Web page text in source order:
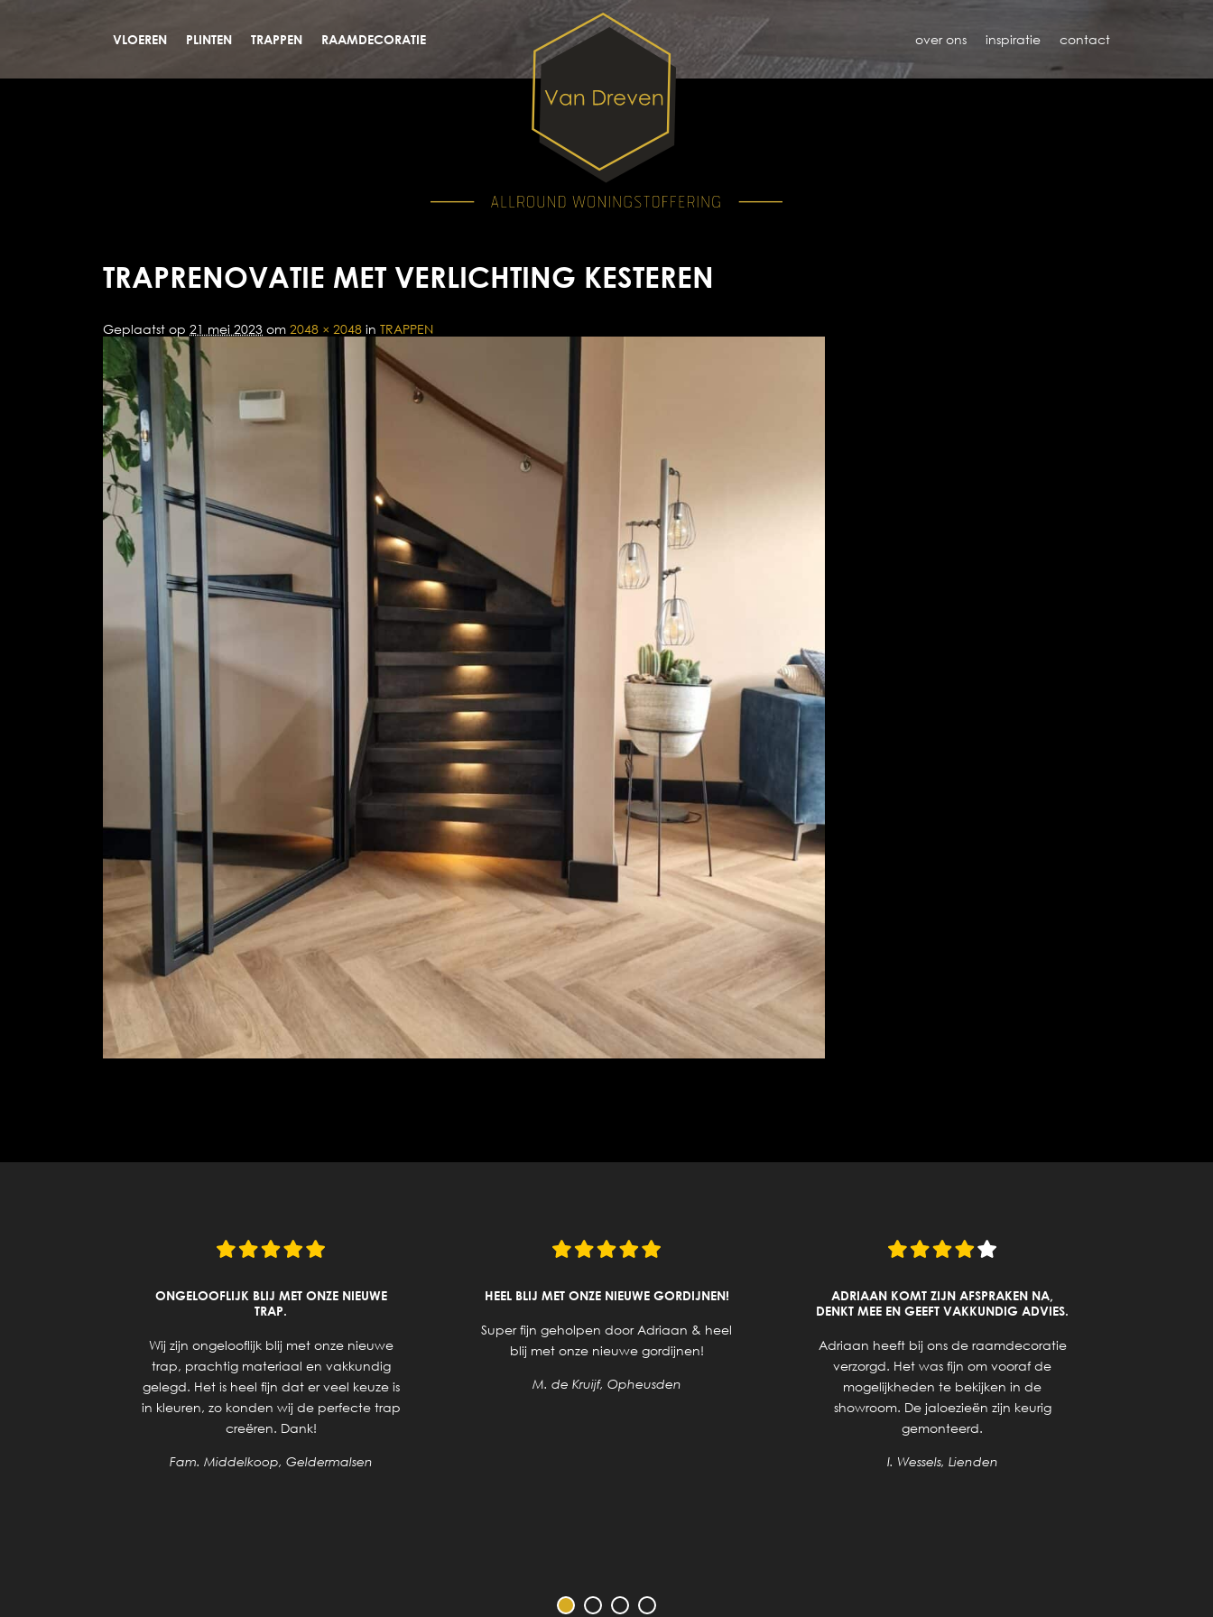
VLOEREN PLINTEN TRAPPEN RAAMDECORATIE over ons inspiratie contact
TRAPRENOVATIE MET VERLICHTING KESTEREN
Geplaatst op 21 mei 2023 om 2048 × 2048 in TRAPPEN
ONGELOOFLIJK BLIJ MET ONZE NIEUWE
TRAP.
Wij zijn ongelooflijk blij met onze nieuwe
trap, prachtig materiaal en vakkundig
gelegd. Het is heel fijn dat er veel keuze is
in kleuren, zo konden wij de perfecte trap
creëren. Dank!
Fam. Middelkoop, Geldermalsen
HEEL BLIJ MET ONZE NIEUWE GORDIJNEN!
Super fijn geholpen door Adriaan & heel
blij met onze nieuwe gordijnen!
M. de Kruijf, Opheusden
ADRIAAN KOMT ZIJN AFSPRAKEN NA,
DENKT MEE EN GEEFT VAKKUNDIG ADVIES.
Adriaan heeft bij ons de raamdecoratie
verzorgd. Het was fijn om vooraf de
mogelijkheden te bekijken in de
showroom. De jaloezieën zijn keurig
gemonteerd.
I. Wessels, Lienden